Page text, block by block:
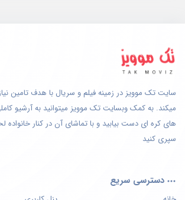
سایت تک موویز در زمینه فیلم و سریال با هدف تامین
میکند. به کمک وبسایت تک موویز میتوانید به آرشیو
های کره ای دست بیابید و با تماشای آن در کنار
سپری کنید
دسترسی سریع